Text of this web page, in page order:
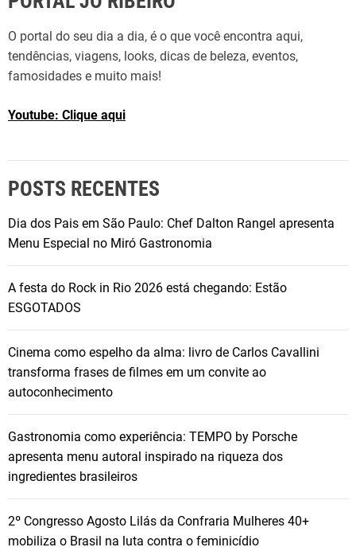
O portal do seu dia a dia, é o que você encontra aqui,
tendências, viagens, looks, dicas de beleza, eventos,
famosidades e muito mais!
Youtube: Clique aqui
POSTS RECENTES
Dia dos Pais em São Paulo: Chef Dalton Rangel apresenta
Menu Especial no Miró Gastronomia
A festa do Rock in Rio 2026 está chegando: Estão
ESGOTADOS
Cinema como espelho da alma: livro de Carlos Cavallini
transforma frases de filmes em um convite ao
autoconhecimento
Gastronomia como experiência: TEMPO by Porsche
apresenta menu autoral inspirado na riqueza dos
ingredientes brasileiros
2º Congresso Agosto Lilás da Confraria Mulheres 40+
mobiliza o Brasil na luta contra o feminicídio